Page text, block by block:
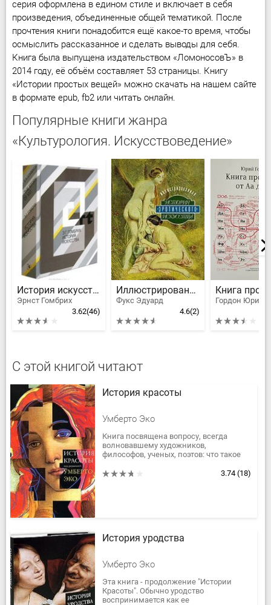
серия оформлена в едином стиле и включает в себя
произведения, объединенные общей тематикой. После
прочтения книги понадобится ещё какое-то время, чтобы
осмыслить рассказанное и сделать выводы для себя.
Книга была выпущена издательством «ЛомоносовЪ» в
2014 году, её объём составляет 53 страницы. Книгу
«Истории простых вещей» можно скачать на нашем сайте
в формате epub, fb2 или читать онлайн.
Популярные книги жанра
«Культурология. Искусствоведение»
История искусства
Эрнст Гомбрих
3.62(46)
Иллюстрированная история эротического искусства
Фукс Эдуард
4.6(2)
Гордон Юрий
С этой книгой читают
История красоты
Умберто Эко
Книга посвящена вопросу, всегда
волновавшему художников,
философов, ученых, поэтов: что такое
отвечали по-разному, а порой и в3.74 (18)
История уродства
Умберто Эко
Эта книга - продолжение "Истории
Красоты". Обычно уродство
воспринимается как ее